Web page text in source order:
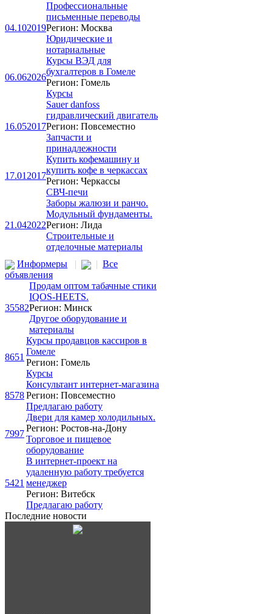
04.102019
Профессиональные
письменные переводы
Регион: Москва
Юридические и
нотариальные
06.062026
Курсы ВЭД для
бухгалтеров в Гомеле
Регион: Гомель
Курсы
16.052017
Sauer danfoss
гидравлический двигатель
Регион: Повсеместно
Запчасти и
принадлежности
17.01 2017
Купить кофемашину и
купить кофе в черкассах
Регион: Черкассы
СВЧ-печи
21.042022
Заборы жалюзи и ранчо.
Модульный фундаменты.
Регион: Лида
Строительные и
отделочные материалы
Информеры
| | Все
объявления
35582
Продам оптом табачные стики
IQOS-HEETS.
Регион: Минск
Другое оборудование и
материалы
8651
Курсы продавцов кассиров в
Гомеле
Регион: Гомель
Курсы
8578
Консультaнт интeрнeт-мaгaзинa
Регион: Повсеместно
Предлагаю работу
7997
Двери для камер холодильных.
Регион: Ростов-на-Дону
Торговое и пищевое
оборудование
5421
В интернет-проект на
удаленную работу требуется
менеджер
Регион: Витебск
Предлагаю работу
Последние новости